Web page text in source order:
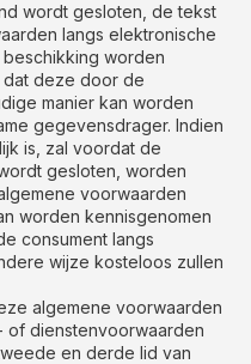
wordt gesloten, de tekst
langs elektronische
worden
deze door de
manier kan worden
gegevensdrager. Indien
is, zal voordat de
gesloten, worden
voorwaarden
worden kennisgenomen
consument langs
wijze kosteloos zullen
algemene voorwaarden
dienstenvoorwaarden
en derde lid van